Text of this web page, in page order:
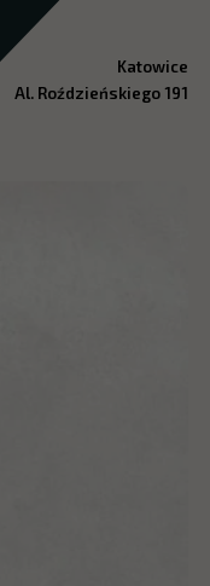
Katowice
Al. Roździeńskiego 191